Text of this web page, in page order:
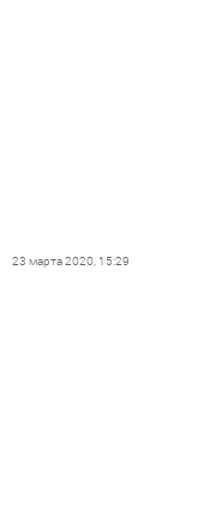
23 марта 2020, 15:29